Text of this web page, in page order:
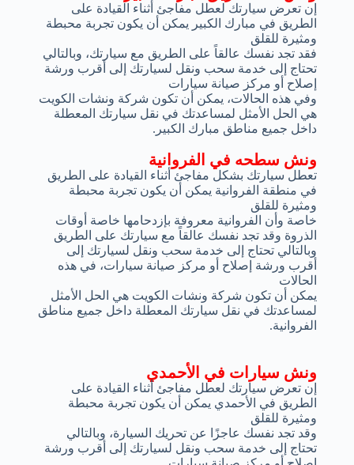
ونش سطحه في الفروانية
تعطل سيارتك بشكل مفاجئ أثناء القيادة على الطريق
في منطقة الفروانية يمكن أن يكون تجربة محبطة
ومثيرة للقلق
خاصة وأن الفروانية معروفة بإزدحامها خاصة أوقات
الذروة وقد تجد نفسك عالقاً مع سيارتك على الطريق
وبالتالي تحتاج إلى خدمة سحب ونقل لسيارتك إلى
أقرب ورشة إصلاح أو مركز صيانة سيارات، في هذه
الحالات
يمكن أن تكون شركة ونشات الكويت هي الحل الأمثل
لمساعدتك في نقل سيارتك المعطلة داخل جميع مناطق
الفروانية.
إن تعرض سيارتك لعطل مفاجئ أثناء القيادة على
الطريق في مبارك الكبير يمكن أن يكون تجربة محبطة
ومثيرة للقلق
فقد تجد نفسك عالقاً على الطريق مع سيارتك، وبالتالي
تحتاج إلى خدمة سحب ونقل لسيارتك إلى أقرب ورشة
إصلاح أو مركز صيانة سيارات
وفي هذه الحالات، يمكن أن تكون شركة ونشات الكويت
هي الحل الأمثل لمساعدتك في نقل سيارتك المعطلة
داخل جميع مناطق مبارك الكبير.
ونش سيارات في الأحمدي
إن تعرض سيارتك لعطل مفاجئ أثناء القيادة على
الطريق في الأحمدي يمكن أن يكون تجربة محبطة
ومثيرة للقلق
وقد تجد نفسك عاجزًا عن تحريك السيارة، وبالتالي
تحتاج إلى خدمة سحب ونقل لسيارتك إلى أقرب ورشة